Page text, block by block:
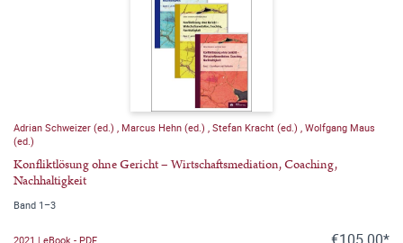
Adrian Schweizer (ed.) , Marcus Hehn (ed.) , Stefan Kracht (ed.) , Wolfgang Maus
(ed.)
Konfliktlösung ohne Gericht – Wirtschaftsmediation, Coaching,
Nachhaltigkeit
Band 1–3
2021 | eBook - PDF